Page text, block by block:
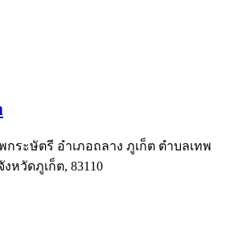
กระษัตรี อำเภอถลาง ภูเก็ต ตำบลเทพ
หวัดภูเก็ต, 83110